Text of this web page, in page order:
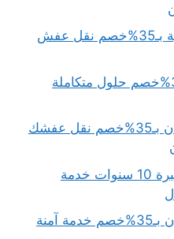
نقل عفش جدة ابحر الشمالية بـ35%خصم نقل عفش
نقل عفش جدة السنابل بـ35%خصم حلول متكاملة
نقل عفش من جدة الى جيزان بـ35%خصم نقل عفشك
نقل عفش جدة الحمدانية بخبرة 10 سنوات خدمة
نقل عفش من جدة الى جازان بـ35%خصم خدمة آمنة